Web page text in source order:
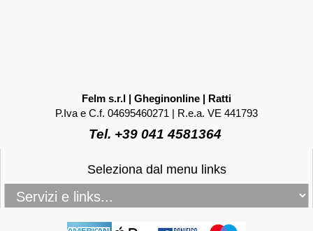
Felm s.r.l | Gheginonline | Ratti
P.Iva e C.f. 04695460271 | R.e.a. VE 441793
Tel. +39 041 4581364
Seleziona dal menu links